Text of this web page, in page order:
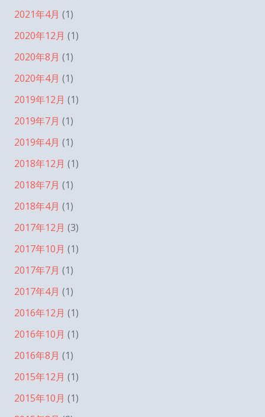
2021年4月 (1)
2020年12月 (1)
2020年8月 (1)
2020年4月 (1)
2019年12月 (1)
2019年7月 (1)
2019年4月 (1)
2018年12月 (1)
2018年7月 (1)
2018年4月 (1)
2017年12月 (3)
2017年10月 (1)
2017年7月 (1)
2017年4月 (1)
2016年12月 (1)
2016年10月 (1)
2016年8月 (1)
2015年12月 (1)
2015年10月 (1)